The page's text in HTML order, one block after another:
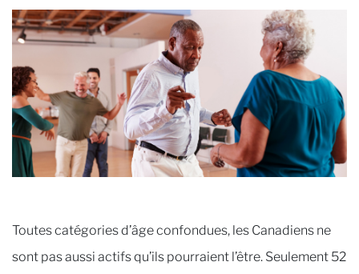
Toutes catégories d’âge confondues, les Canadiens ne
sont pas aussi actifs qu’ils pourraient l’être. Seulement 52